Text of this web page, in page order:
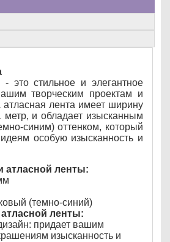
- это стильное и элегантное
творческим проектам и
лента имеет ширину
и обладает изысканным
синим) оттенком, который
особую изысканность и
атласной ленты:
(темно-синий)
ленты:
придает вашим
изысканность и